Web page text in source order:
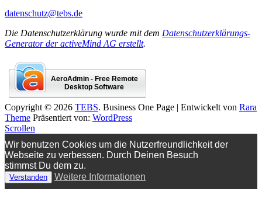
datenschutz@tebs.de
Die Datenschutzerklärung wurde mit dem Datenschutzerklärungs-
Generator der activeMind AG erstellt.
AeroAdmin - Free Remote
Desktop Software
Copyright © 2026 TEBS. Business One Page | Entwickelt von Rara
Theme Präsentiert von: WordPress
Scrollen
Wir benutzen Cookies um die Nutzerfreundlichkeit der
Webseite zu verbessen. Durch Deinen Besuch
stimmst Du dem zu.
Verstanden Weitere Informationen